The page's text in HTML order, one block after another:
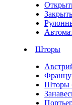
Шторы
Шторы